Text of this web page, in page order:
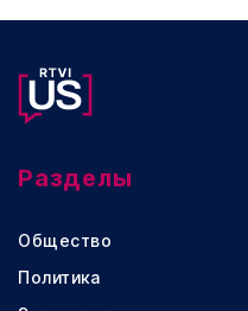
Разделы
Общество
Политика